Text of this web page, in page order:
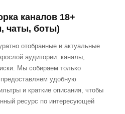
каналов 18+
чаты, боты)
отобранные и актуальные
аудитории: каналы,
Мы собираем только
удобную
и краткие описания, чтобы
ресурс по интересующей